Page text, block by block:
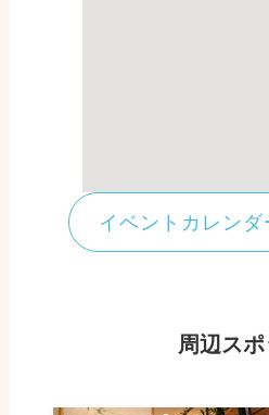
イベントカレンダ
周辺スポ